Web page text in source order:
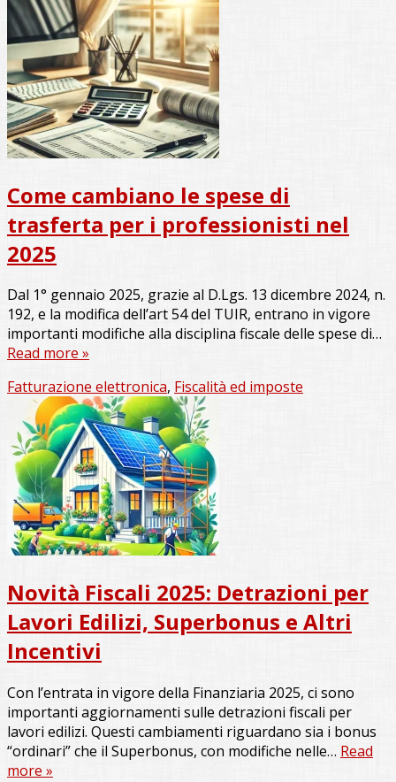
Come cambiano le spese di
trasferta per i professionisti nel
2025
Dal 1° gennaio 2025, grazie al D.Lgs. 13 dicembre 2024, n.
192, e la modifica dell’art 54 del TUIR, entrano in vigore
importanti modifiche alla disciplina fiscale delle spese di…
Read more »
Fatturazione elettronica, Fiscalità ed imposte
Novità Fiscali 2025: Detrazioni per
Lavori Edilizi, Superbonus e Altri
Incentivi
Con l’entrata in vigore della Finanziaria 2025, ci sono
importanti aggiornamenti sulle detrazioni fiscali per
lavori edilizi. Questi cambiamenti riguardano sia i bonus
“ordinari” che il Superbonus, con modifiche nelle… Read
more »